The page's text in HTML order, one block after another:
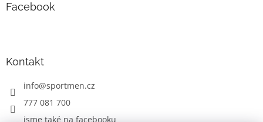
Facebook
Kontakt
info@sportmen.cz
777 081 700
jsme také na facebooku